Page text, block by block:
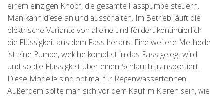
einem einzigen Knopf, die gesamte Fasspumpe steuern.
Man kann diese an und ausschalten. Im Betrieb läuft die
elektrische Variante von alleine und fördert kontinuierlich
die Flüssigkeit aus dem Fass heraus. Eine weitere Methode
ist eine Pumpe, welche komplett in das Fass gelegt wird
und so die Flüssigkeit über einen Schlauch transportiert.
Diese Modelle sind optimal für Regenwassertonnen.
Außerdem sollte man sich vor dem Kauf im Klaren sein, wie